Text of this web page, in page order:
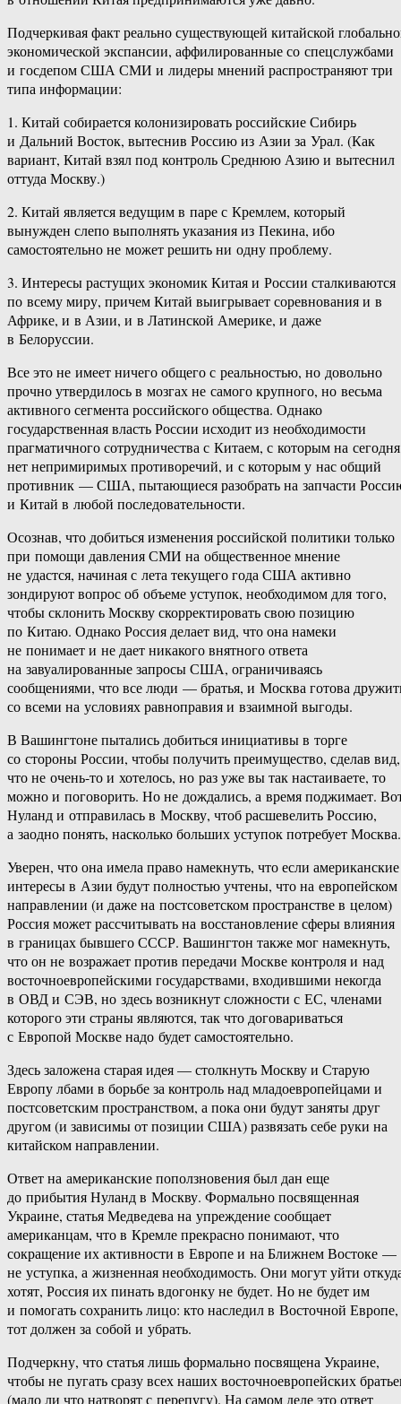
Подчеркивая факт реально существующей китайской
экономической экспансии, аффилированные со спецслужбами
и госдепом США СМИ и лидеры мнений распространяют три
типа информации:
1. Китай собирается колонизировать российские Сибирь
и Дальний Восток, вытеснив Россию из Азии за Урал. (Как
вариант, Китай взял под контроль Среднюю Азию и вытеснил
оттуда Москву.)
2. Китай является ведущим в паре с Кремлем, который
вынужден слепо выполнять указания из Пекина, ибо
самостоятельно не может решить ни одну проблему.
3. Интересы растущих экономик Китая и России сталкиваются
по всему миру, причем Китай выигрывает соревнования и в
Африке, и в Азии, и в Латинской Америке, и даже
в Белоруссии.
Все это не имеет ничего общего с реальностью, но довольно
прочно утвердилось в мозгах не самого крупного, но весьма
активного сегмента российского общества. Однако
государственная власть России исходит из необходимости
прагматичного сотрудничества с Китаем, с которым на сегодня
нет непримиримых противоречий, и с которым у нас общий
противник — США, пытающиеся разобрать на запчасти
и Китай в любой последовательности.
Осознав, что добиться изменения российской политики только
при помощи давления СМИ на общественное мнение
не удастся, начиная с лета текущего года США активно
зондируют вопрос об объеме уступок, необходимом для того,
чтобы склонить Москву скорректировать свою позицию
по Китаю. Однако Россия делает вид, что она намеки
не понимает и не дает никакого внятного ответа
на завуалированные запросы США, ограничиваясь
сообщениями, что все люди — братья, и Москва готова
со всеми на условиях равноправия и взаимной выгоды.
В Вашингтоне пытались добиться инициативы в торге
со стороны России, чтобы получить преимущество, сделав вид,
что не очень-то и хотелось, но раз уже вы так настаиваете, то
можно и поговорить. Но не дождались, а время поджимает.
Нуланд и отправилась в Москву, чтоб расшевелить Россию,
а заодно понять, насколько больших уступок потребует Москва.
Уверен, что она имела право намекнуть, что если американские
интересы в Азии будут полностью учтены, что на европейском
направлении (и даже на постсоветском пространстве в целом)
Россия может рассчитывать на восстановление сферы влияния
в границах бывшего СССР. Вашингтон также мог намекнуть,
что он не возражает против передачи Москве контроля и над
восточноевропейскими государствами, входившими некогда
в ОВД и СЭВ, но здесь возникнут сложности с ЕС, членами
которого эти страны являются, так что договариваться
с Европой Москве надо будет самостоятельно.
Здесь заложена старая идея — столкнуть Москву и Старую
Европу лбами в борьбе за контроль над младоевропейцами и
постсоветским пространством, а пока они будут заняты друг
другом (и зависимы от позиции США) развязать себе руки на
китайском направлении.
Ответ на американские поползновения был дан еще
до прибытия Нуланд в Москву. Формально посвященная
Украине, статья Медведева на упреждение сообщает
американцам, что в Кремле прекрасно понимают, что
сокращение их активности в Европе и на Ближнем Востоке —
не уступка, а жизненная необходимость. Они могут уйти
хотят, Россия их пинать вдогонку не будет. Но не будет им
и помогать сохранить лицо: кто наследил в Восточной Европе,
тот должен за собой и убрать.
Подчеркну, что статья лишь формально посвящена Украине,
чтобы не пугать сразу всех наших восточноевропейских
(мало ли что натворят с перепугу). На самом деле это ответ